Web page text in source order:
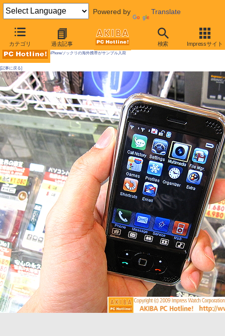
Powered by Translate
カテゴリ 過去記事 検索 Impressサイト
AKIBA PC Hotline! 2009年5月2日号
iPhoneソックリの海外携帯がサンプル入荷
[記事に戻る]